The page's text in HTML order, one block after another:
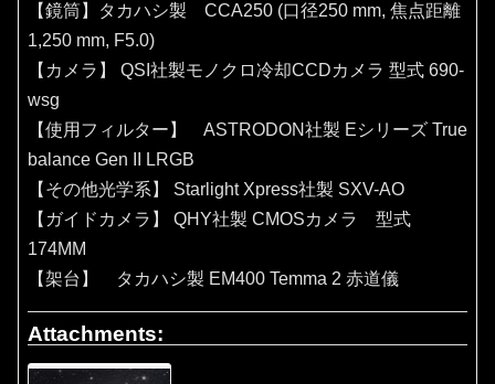
【鏡筒】タカハシ製 CCA250 (口径250 mm, 焦点距離
1,250 mm, F5.0)
【カメラ】 QSI社製モノクロ冷却CCDカメラ 型式 690-
wsg
【使用フィルター】 ASTRODON社製 Eシリーズ True
balance Gen II LRGB
【その他光学系】 Starlight Xpress社製 SXV-AO
【ガイドカメラ】 QHY社製 CMOSカメラ 型式
174MM
【架台】 タカハシ製 EM400 Temma 2 赤道儀
Attachments: